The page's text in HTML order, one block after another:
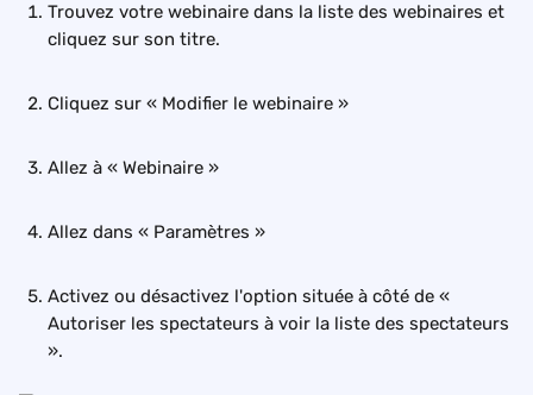
Trouvez votre webinaire dans la liste des webinaires et
cliquez sur son titre.
Cliquez sur « Modifier le webinaire »
Allez à « Webinaire »
Allez dans « Paramètres »
Activez ou désactivez l'option située à côté de «
Autoriser les spectateurs à voir la liste des spectateurs
».